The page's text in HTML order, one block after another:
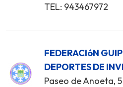
TEL: 943467972
FEDERACIóN
DEPORTES DE
Paseo de Anoeta, 5